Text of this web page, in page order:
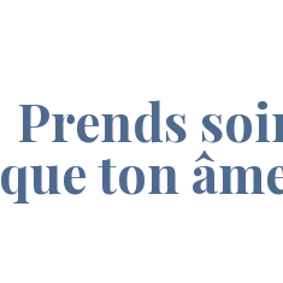
Prends
que ton